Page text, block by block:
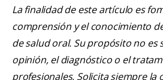
La finalidad de este artículo es
comprensión y el conocimiento
de salud oral. Su propósito no es
opinión, el diagnóstico o el
profesionales. Solicita siempre la